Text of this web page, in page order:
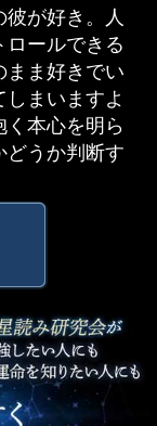
彼が好き。人
ールできる
ま好きでい
まいますよ
本心を明ら
うか判断す